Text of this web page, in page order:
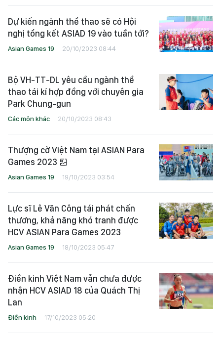
Dự kiến ngành thể thao sẽ có Hội
nghị tổng kết ASIAD 19 vào tuần tới?
Asian Games 19 20/10/2023 08:44
Bộ VH-TT-DL yêu cầu ngành thể
thao tái kí hợp đồng với chuyên gia
Park Chung-gun
Các môn khác 20/10/2023 08:43
Thượng cờ Việt Nam tại ASIAN Para
Games 2023
Asian Games 19 19/10/2023 03:54
Lực sĩ Lê Văn Công tái phát chấn
thương, khả năng khó tranh được
HCV ASIAN Para Games 2023
Asian Games 19 18/10/2023 05:47
Điền kinh Việt Nam vẫn chưa được
nhận HCV ASIAD 18 của Quách Thị
Lan
Điền kinh 17/10/2023 05:20